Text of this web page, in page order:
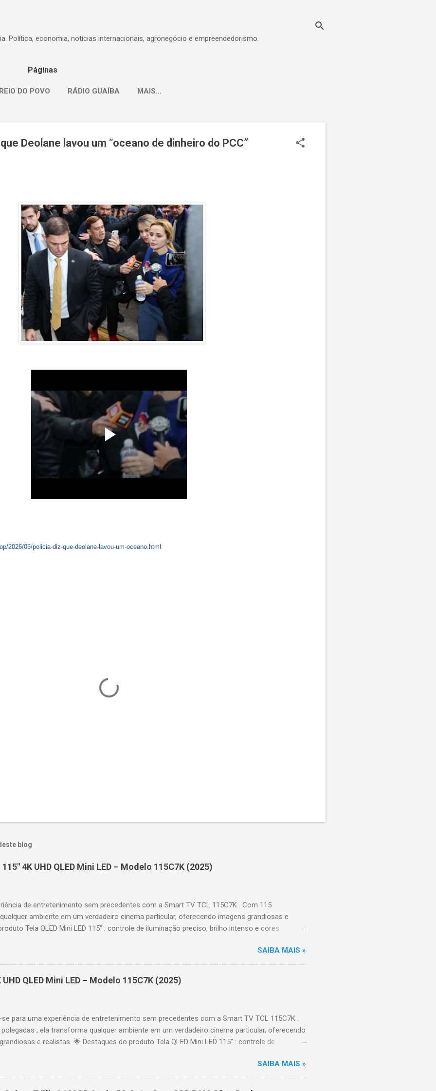
Política, economia, notícias internacionais, agronegócio e empreendedorismo.
Páginas
DO POVO RÁDIO GUAÍBA MAIS…
Deolane lavou um “oceano de dinheiro do PCC”
2026/05/policia-diz-que-deolane-lavou-um-oceano.html
blog
4K UHD QLED Mini LED – Modelo 115C7K (2025)
de entretenimento sem precedentes com a Smart TV TCL 115C7K . Com 115
ambiente em um verdadeiro cinema particular, oferecendo imagens grandiosas e
Tela QLED Mini LED 115” : controle de iluminação preciso, brilho intenso e cores
imagens e movimentos fluidos. Taxa de atualização nativa de 144Hz (até 240Hz com DLG) :
garantindo fluidez e resposta imediata. Google TV integrado : interface intuitiva,
e acesso a aplicativos como YouTube, Netflix, Disney+, Prime Video, HBO Max e muito
de voz para facilitar sua navegação. 📐 Design e dimensões Largura: 256,6 cm |
44,5 cm Peso: 99,8 kg (229,3 kg com embalagem) Estrutura imponen...
SAIBA MAIS »
QLED Mini LED – Modelo 115C7K (2025)
se para uma experiência de entretenimento sem precedentes com a Smart TV TCL 115C7K .
, ela transforma qualquer ambiente em um verdadeiro cinema particular, oferecendo
e realistas. 🌟 Destaques do produto Tela QLED Mini LED 115” : controle de
profundo em cada cena. Processador AiPQ : desempenho otimizado para imagens e
fluidos. Taxa de atualização nativa de 144Hz (até 240Hz com DLG) : ideal para esportes e
fluidez e resposta imediata. Google TV integrado : interface intuitiva, recomendações
SAIBA MAIS »